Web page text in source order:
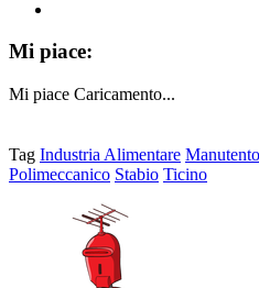
Mi piace:
Mi piace Caricamento...
Tag Industria Alimentare
Polimeccanico Stabio Ticino